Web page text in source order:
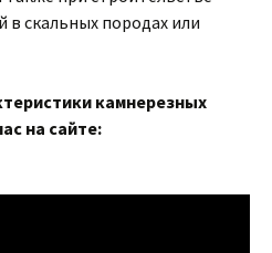
скальных породах или
камнерезных
на сайте: